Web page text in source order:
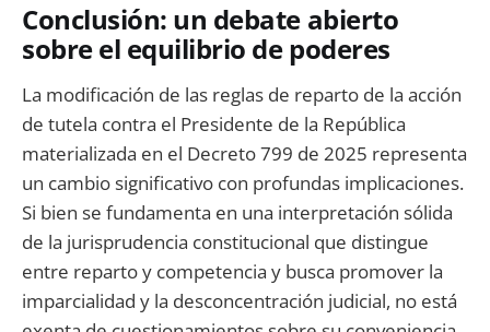
Conclusión: un debate abierto
sobre el equilibrio de poderes
La modificación de las reglas de reparto de la acción
de tutela contra el Presidente de la República
materializada en el Decreto 799 de 2025 representa
un cambio significativo con profundas implicaciones.
Si bien se fundamenta en una interpretación sólida
de la jurisprudencia constitucional que distingue
entre reparto y competencia y busca promover la
imparcialidad y la desconcentración judicial, no está